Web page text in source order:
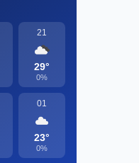
21
29°
0%
01
23°
0%